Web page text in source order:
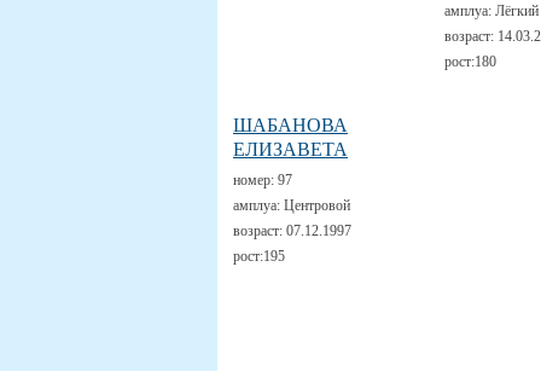
амплуа:
возраст:
рост:180
ШАБАНОВА
ЕЛИЗАВЕТА
номер: 97
амплуа: Центровой
возраст: 07.12.1997
рост:195